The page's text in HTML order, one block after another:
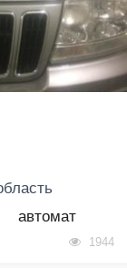
автомат
1944